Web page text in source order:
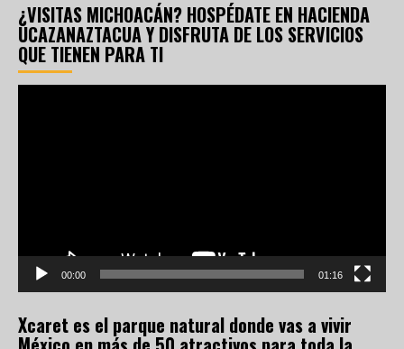
¿VISITAS MICHOACÁN? HOSPÉDATE EN HACIENDA
UCAZANAZTACUA Y DISFRUTA DE LOS SERVICIOS
QUE TIENEN PARA TI
00:00 01:16
Xcaret es el parque natural donde vas a vivir